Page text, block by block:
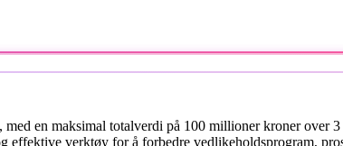
en maksimal totalverdi på 100 millioner kroner over
verktøy for å forbedre vedlikeholdsprogram,